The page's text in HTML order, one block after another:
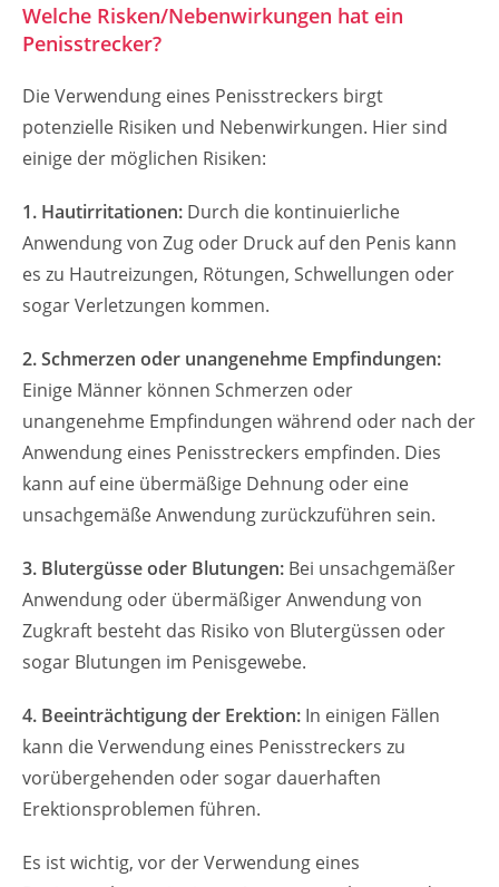
Welche Risken/Nebenwirkungen hat ein
Penisstrecker?
Die Verwendung eines Penisstreckers birgt
potenzielle Risiken und Nebenwirkungen. Hier sind
einige der möglichen Risiken:
1. Hautirritationen: Durch die kontinuierliche
Anwendung von Zug oder Druck auf den Penis kann
es zu Hautreizungen, Rötungen, Schwellungen oder
sogar Verletzungen kommen.
2. Schmerzen oder unangenehme Empfindungen:
Einige Männer können Schmerzen oder
unangenehme Empfindungen während oder nach der
Anwendung eines Penisstreckers empfinden. Dies
kann auf eine übermäßige Dehnung oder eine
unsachgemäße Anwendung zurückzuführen sein.
3. Blutergüsse oder Blutungen: Bei unsachgemäßer
Anwendung oder übermäßiger Anwendung von
Zugkraft besteht das Risiko von Blutergüssen oder
sogar Blutungen im Penisgewebe.
4. Beeinträchtigung der Erektion: In einigen Fällen
kann die Verwendung eines Penisstreckers zu
vorübergehenden oder sogar dauerhaften
Erektionsproblemen führen.
Es ist wichtig, vor der Verwendung eines